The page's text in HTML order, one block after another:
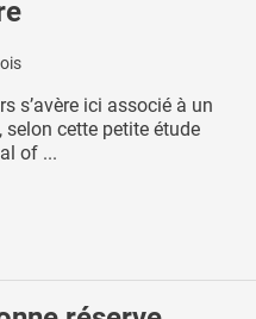
s’avère ici associé à un
cette petite étude
of ...